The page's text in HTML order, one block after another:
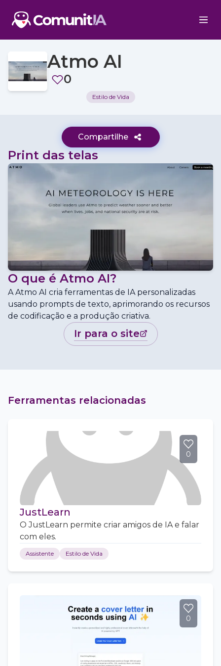
Atmo AI
0
Estilo de Vida
Compartilhe
Print das telas
O que é Atmo AI?
A Atmo AI cria ferramentas de IA personalizadas
usando prompts de texto, aprimorando os recursos
de codificação e a produção criativa.
ir para o site
Ferramentas relacionadas
0
JustLearn
O JustLearn permite criar amigos de IA e falar
com eles.
Assistente Estilo de Vida
0